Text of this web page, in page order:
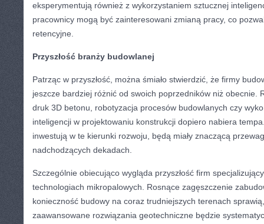
eksperymentują również z wykorzystaniem sztucznej
pracownicy mogą być zainteresowani zmianą pracy, co
retencyjne.
Przyszłość branży budowlanej
Patrząc w przyszłość, można śmiało stwierdzić, że firmy
jeszcze bardziej różnić od swoich poprzedników niż obecnie.
druk 3D betonu, robotyzacja procesów budowlanych czy
inteligencji w projektowaniu konstrukcji dopiero nabiera
inwestują w te kierunki rozwoju, będą miały znaczącą
nadchodzących dekadach.
Szczególnie obiecująco wygląda przyszłość firm
technologiach mikropalowych. Rosnące zagęszczenie
konieczność budowy na coraz trudniejszych terenach
zaawansowane rozwiązania geotechniczne będzie